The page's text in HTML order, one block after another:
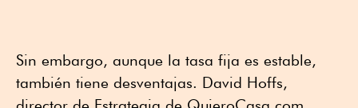
Sin embargo, aunque la tasa fija es estable,
también tiene desventajas. David Hoffs,